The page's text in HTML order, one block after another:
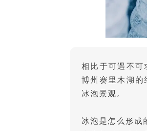
相比于可遇不可
博州 赛里木湖 的
冰泡景观。
冰泡是怎么形成